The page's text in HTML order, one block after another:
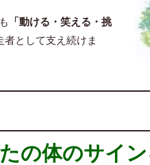
「動ける・笑える・挑
者として支え続けま
の体のサイン